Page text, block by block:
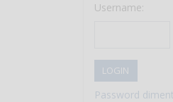
Username:
LOGIN
Password